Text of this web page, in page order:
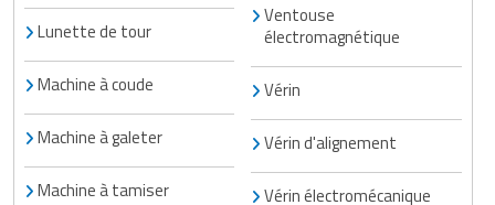
Lunette de tour
Machine à coude
Machine à galeter
Machine à tamiser
Ventouse
électromagnétique
Vérin
Vérin d'alignement
Vérin électromécanique